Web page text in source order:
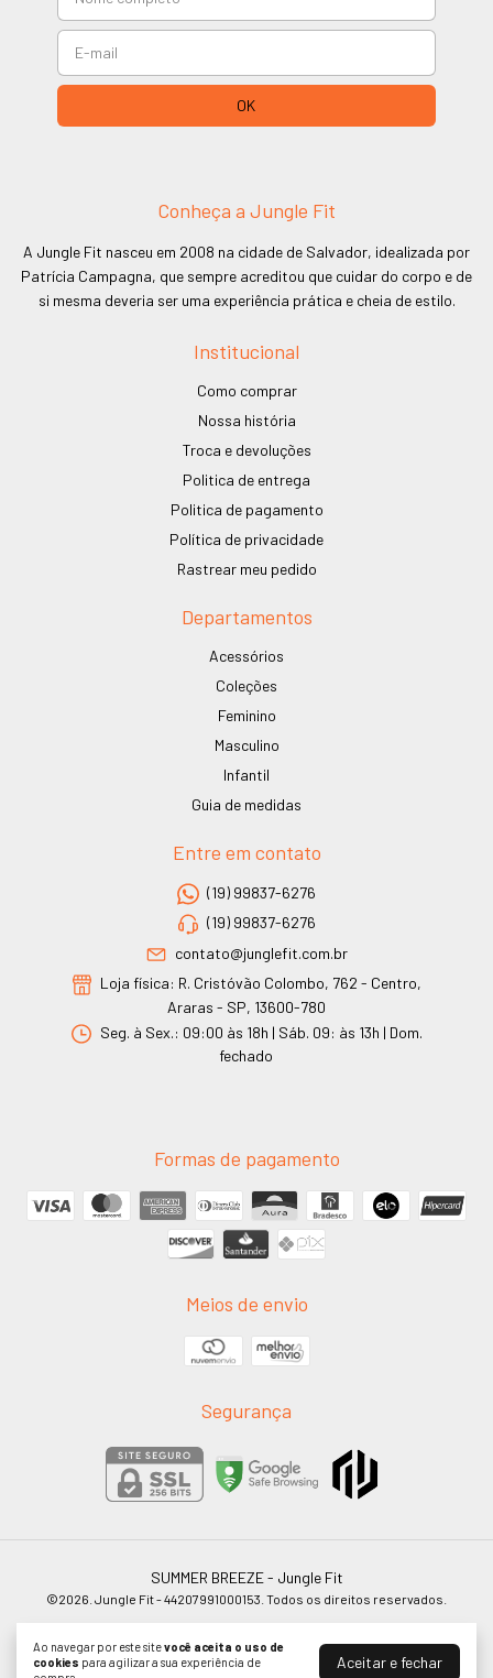
Ao navegar por este sitevocê aceita o uso de
cookies para agilizar a sua experiência de
Aceitar e fechar
Conheça a Jungle Fit
A Jungle Fit nasceu em 2008 na cidade de Salvador, idealizada por
Patrícia Campagna, que sempre acreditou que cuidar do corpo e de
si mesma deveria ser uma experiência prática e cheia de estilo.
Institucional
Como comprar
Nossa história
Troca e devoluções
Politica de entrega
Politica de pagamento
Política de privacidade
Rastrear meu pedido
Departamentos
Acessórios
Coleções
Feminino
Masculino
Infantil
Guia de medidas
Entre em contato
(19) 99837-6276
(19) 99837-6276
contato@junglefit.com.br
Loja física: R. Cristóvão Colombo, 762 - Centro,
Araras - SP, 13600-780
Seg. à Sex.: 09:00 às 18h | Sáb. 09: às 13h | Dom.
fechado
Formas de pagamento
Meios de envio
Segurança
SUMMER BREEZE- Jungle Fit
©2026. Jungle Fit - 44207991000153. Todos os direitos reservados.